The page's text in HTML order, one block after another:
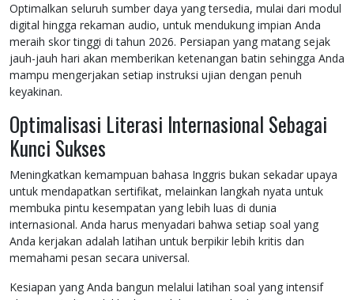
Optimalkan seluruh sumber daya yang tersedia, mulai dari modul
digital hingga rekaman audio, untuk mendukung impian Anda
meraih skor tinggi di tahun 2026. Persiapan yang matang sejak
jauh-jauh hari akan memberikan ketenangan batin sehingga Anda
mampu mengerjakan setiap instruksi ujian dengan penuh
keyakinan.
Optimalisasi Literasi Internasional Sebagai
Kunci Sukses
Meningkatkan kemampuan bahasa Inggris bukan sekadar upaya
untuk mendapatkan sertifikat, melainkan langkah nyata untuk
membuka pintu kesempatan yang lebih luas di dunia
internasional. Anda harus menyadari bahwa setiap soal yang
Anda kerjakan adalah latihan untuk berpikir lebih kritis dan
memahami pesan secara universal.
Kesiapan yang Anda bangun melalui latihan soal yang intensif